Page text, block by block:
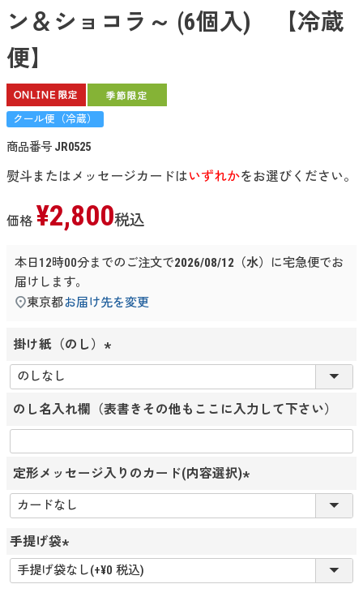
ン＆ショコラ～ (6個入) 【冷蔵
便】
クール便（冷蔵）
商品番号 JR0525
熨斗またはメッセージカードはいずれかをお選びください。
価格 ¥2,800税込
本日 12時00分までのご注文で2026/08/12（水） に宅急便でお
届けします。
東京都お届け先を変更
掛け紙（のし）
(
必
須
)
のし名入れ欄（表書きその他もここに入力して下さい）
定形メッセージ入りのカード(内容選択)
(
必
)
手提げ袋
(
必